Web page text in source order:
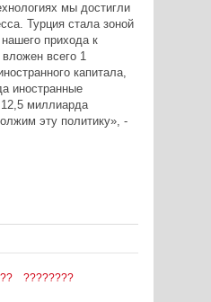
мы достигли
Турция стала зоной
прихода к
всего 1
капитала,
иностранные
12,5 миллиарда
эту политику», -
????????